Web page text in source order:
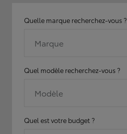
Quelle marque recherchez-vous ?
Marque
Quel modèle recherchez-vous ?
Modèle
Quel est votre budget ?